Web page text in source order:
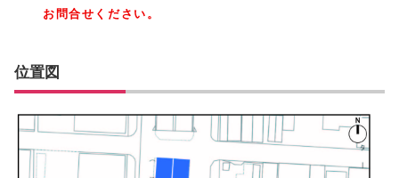
お問合せください。
位置図